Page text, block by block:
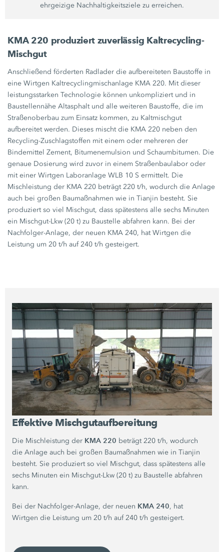
ehrgeizige Nachhaltigkeitsziele zu erreichen.
KMA 220 produziert zuverlässig Kaltrecycling-
Mischgut
Anschließend förderten Radlader die aufbereiteten Baustoffe in
eine Wirtgen Kaltrecyclingmischanlage KMA 220. Mit dieser
leistungsstarken Technologie können unkompliziert und in
Baustellennähe Altasphalt und alle weiteren Baustoffe, die im
Straßenoberbau zum Einsatz kommen, zu Kaltmischgut
aufbereitet werden. Dieses mischt die KMA 220 neben den
Recycling-Zuschlagstoffen mit einem oder mehreren der
Bindemittel Zement, Bitumenemulsion und Schaumbitumen. Die
genaue Dosierung wird zuvor in einem Straßenbaulabor oder
mit einer Wirtgen LaboranlageWLB 10 S ermittelt. Die
Mischleistung der KMA 220 beträgt220 t/h, wodurch die Anlage
auch bei großen Baumaßnahmen wie in Tianjin besteht. Sie
produziert so viel Mischgut, dass spätestens alle sechs Minuten
ein Mischgut-Lkw(20 t) zu Baustelle abfahren kann. Bei der
Nachfolger-Anlage, der neuen KMA 240, hat Wirtgen die
Leistung um20 t/h auf240 t/h gesteigert.
Effektive Mischgutaufbereitung
Die Mischleistung der KMA 220 beträgt220 t/h, wodurch
die Anlage auch bei großen Baumaßnahmen wie in Tianjin
besteht. Sie produziert so viel Mischgut, dass spätestens alle
sechs Minuten ein Mischgut-Lkw (20 t) zu Baustelle abfahren
kann.
Bei der Nachfolger-Anlage, der neuen KMA 240, hat
Wirtgen die Leistung um 20 t/h auf240 t/h gesteigert.